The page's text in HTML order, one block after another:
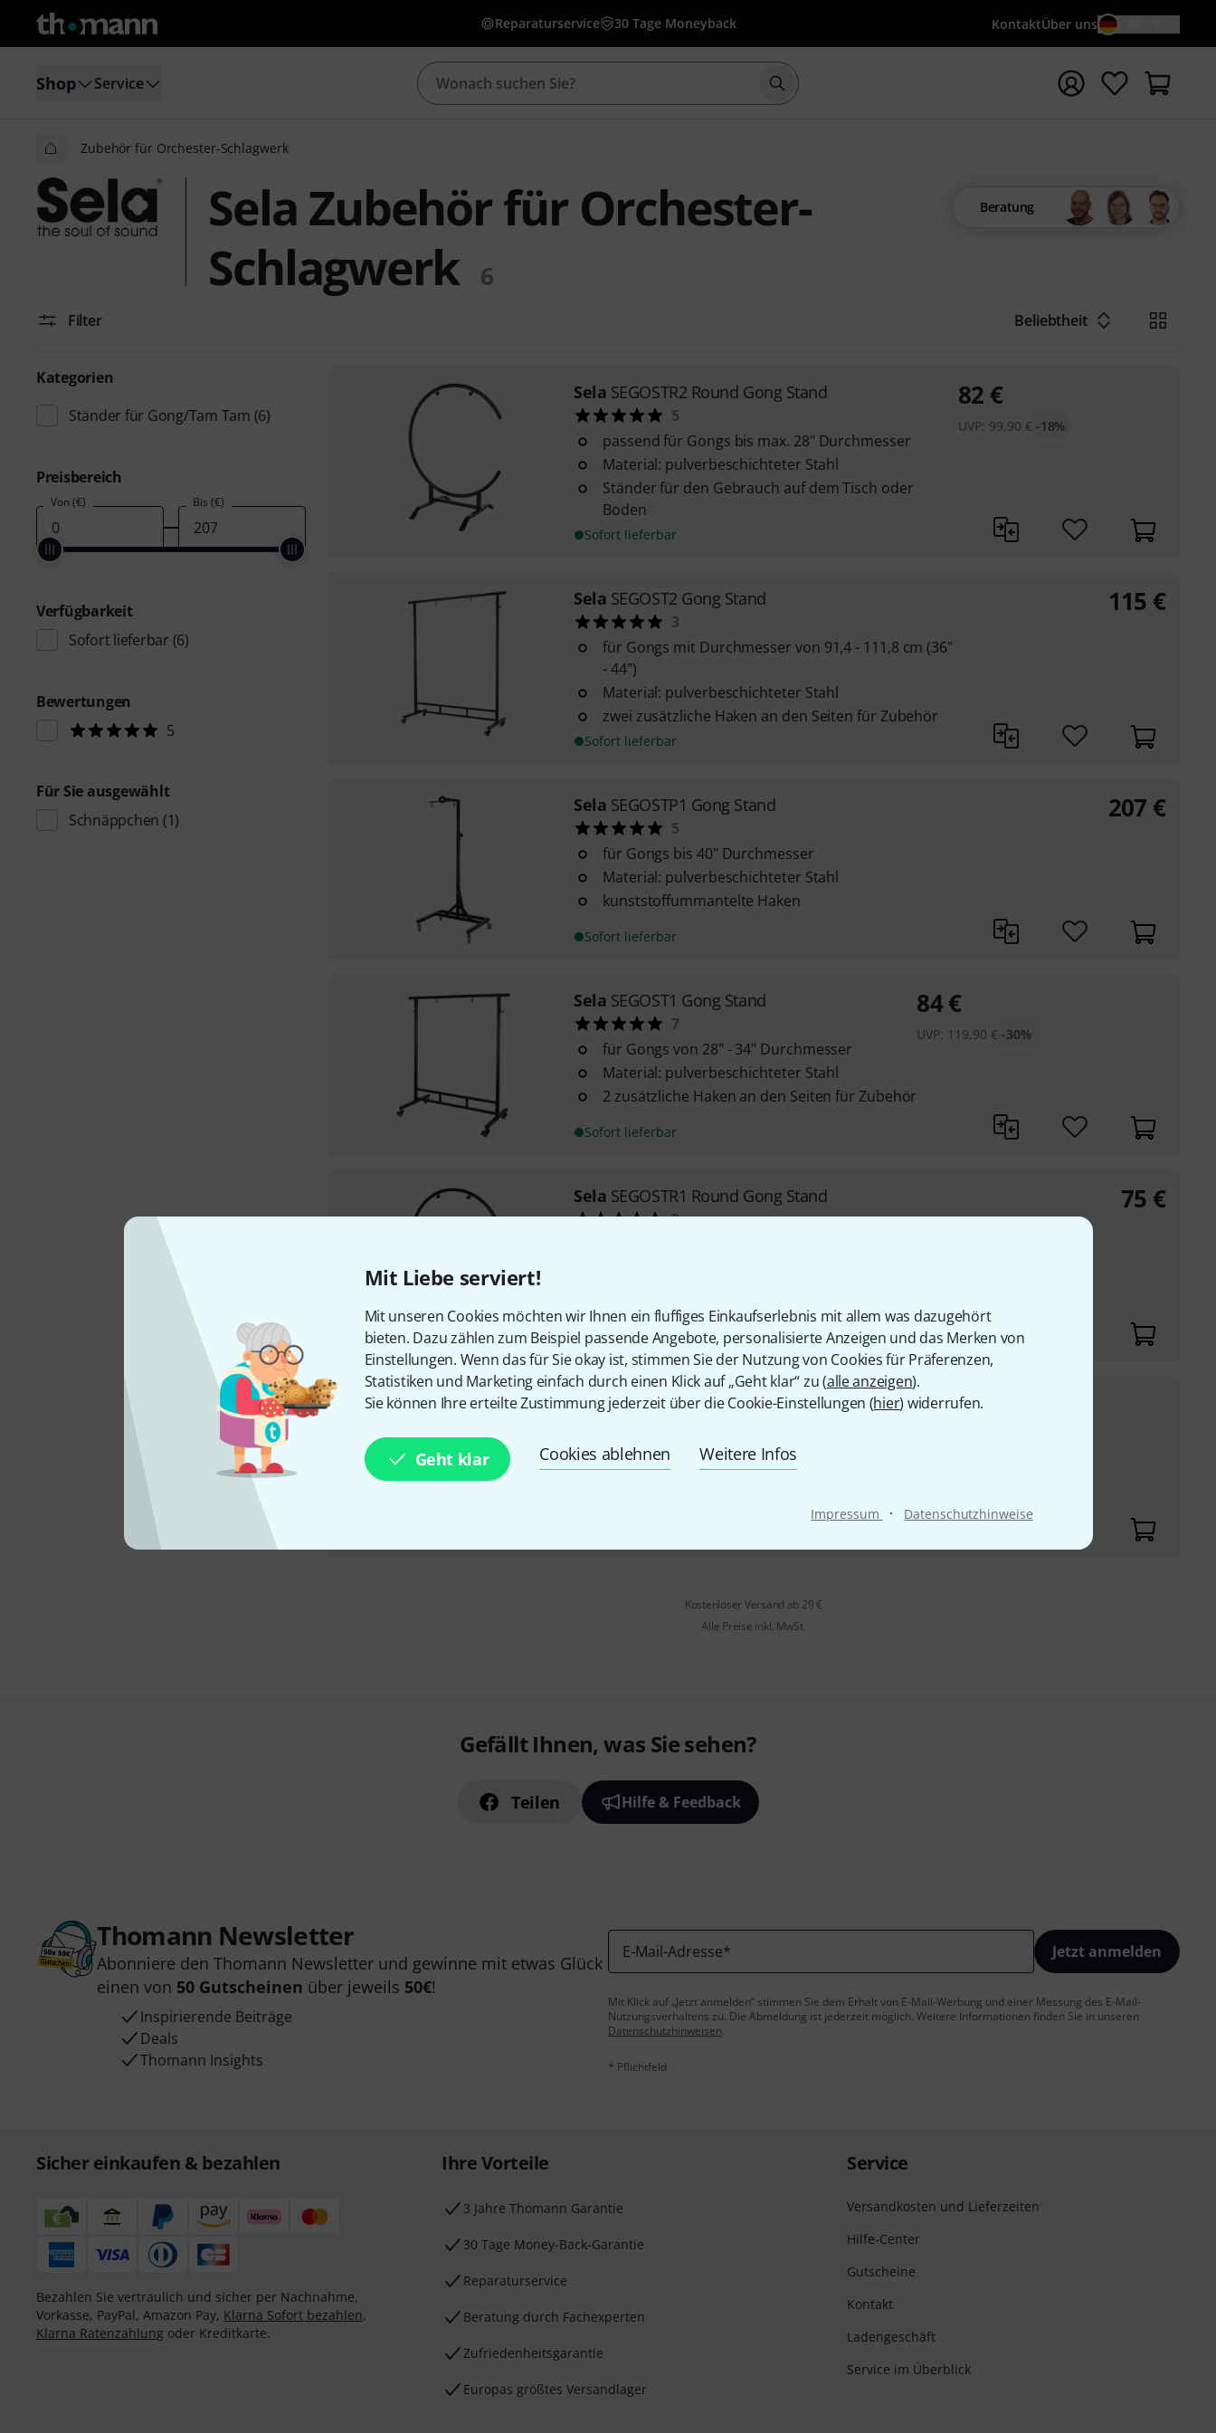
Mit Liebe serviert!
Mit unseren Cookies möchten wir Ihnen ein fluffiges Einkaufserlebnis mit allem was dazugehört
bieten. Dazu zählen zum Beispiel passende Angebote, personalisierte Anzeigen und das Merken von
Einstellungen. Wenn das für Sie okay ist, stimmen Sie der Nutzung von Cookies für Präferenzen,
Statistiken und Marketing einfach durch einen Klick auf „Geht klar“ zu (alle anzeigen).
Sie können Ihre erteilte Zustimmung jederzeit über die Cookie-Einstellungen (hier) widerrufen.
Geht klar Cookies ablehnen Weitere Infos
Impressum · Datenschutzhinweise
Reparaturservice 30 Tage Moneyback KontaktÜber uns
Shop Service Suche mit Suchwort {searchTerm} starten
Zubehör für Orchester-Schlagwerk
Sela Zubehör für Orchester-
Schlagwerk
6
Beratung
Filter Beliebtheit
Kategorien
Ständer für Gong/Tam Tam (6)
Preisbereich
Von (€) Bis (€)
Verfügbarkeit
Sofort lieferbar (6)
Bewertungen
5
Für Sie ausgewählt
Schnäppchen (1)
Sela SEGOSTR2 Round Gong Stand
5
passend für Gongs bis max. 28" Durchmesser
Material: pulverbeschichteter Stahl
Ständer für den Gebrauch auf dem Tisch oder
Boden
Sofort lieferbar
82 €
UVP: 99,90 € -18%
Sela SEGOST2 Gong Stand
3
für Gongs mit Durchmesser von 91,4 - 111,8 cm (36"
- 44")
Material: pulverbeschichteter Stahl
zwei zusätzliche Haken an den Seiten für Zubehör
Sofort lieferbar
115 €
Sela SEGOSTP1 Gong Stand
5
für Gongs bis 40" Durchmesser
Material: pulverbeschichteter Stahl
kunststoffummantelte Haken
Sofort lieferbar
207 €
Sela SEGOST1 Gong Stand
7
für Gongs von 28" - 34" Durchmesser
Material: pulverbeschichteter Stahl
2 zusätzliche Haken an den Seiten für Zubehör
Sofort lieferbar
84 €
UVP: 119,90 € -30%
Sela SEGOSTR1 Round Gong Stand
8
Boden
Sofort lieferbar
75 €
Sela SEGOST1 Gong Stand B-Stock
Material: pulverbeschichteter Stahl
2 zusätzliche Haken an den Seiten für Zubehör
72€
Kostenloser Versand ab 29 €
Alle Preise inkl. MwSt.
Gefällt Ihnen, was Sie sehen?
Teilen Hilfe & Feedback
Thomann Newsletter
Abonniere den Thomann Newsletter und gewinne mit etwas Glück
einen von 50 Gutscheinen über jeweils 50€!
Inspirierende Beiträge
Deals
Thomann Insights
E-Mail-Adresse* Jetzt anmelden
Mit Klick auf „Jetzt anmelden“ stimmen Sie dem Erhalt von E-Mail-Werbung und einer Messung des E-Mail-
Nutzungsverhaltens zu. Die Abmeldung ist jederzeit möglich. Weitere Informationen finden Sie in unseren
Datenschutzhinweisen.
* Pflichtfeld
Sicher einkaufen & bezahlen
Bezahlen Sie vertraulich und sicher per Nachnahme,
Vorkasse, PayPal, Amazon Pay, Klarna Sofort bezahlen,
Klarna Ratenzahlung oder Kreditkarte.
Ihre Vorteile
3 Jahre Thomann Garantie
30 Tage Money-Back-Garantie
Reparaturservice
Beratung durch Fachexperten
Zufriedenheitsgarantie
Europas größtes Versandlager
Service
Versandkosten und Lieferzeiten
Hilfe-Center
Gutscheine
Kontakt
Ladengeschäft
Service im Überblick